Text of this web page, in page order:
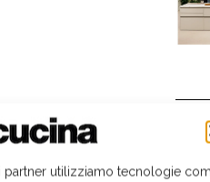
partner utilizziamo tecnologie
La